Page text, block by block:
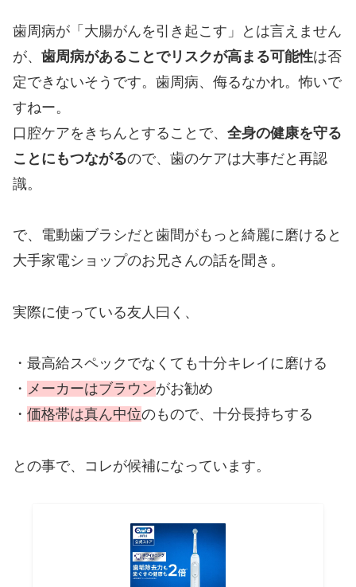
歯周病が「大腸がんを引き起こす」とは言えません
が、 歯周病があることでリスクが高まる可能性は否
定できないそうです。歯周病、侮るなかれ。怖いで
すねー。
口腔ケアをきちんとすることで、 全身の健康を守る
ことにもつながるので、歯のケアは大事だと再認
識。
で、電動歯ブラシだと歯間がもっと綺麗に磨けると
大手家電ショップのお兄さんの話を聞き。
実際に使っている友人曰く、
・最高給スペックでなくても十分キレイに磨ける
・ メーカーはブラウンがお勧め
・ 価格帯は真ん中位のもので、十分長持ちする
との事で、コレが候補になっています。